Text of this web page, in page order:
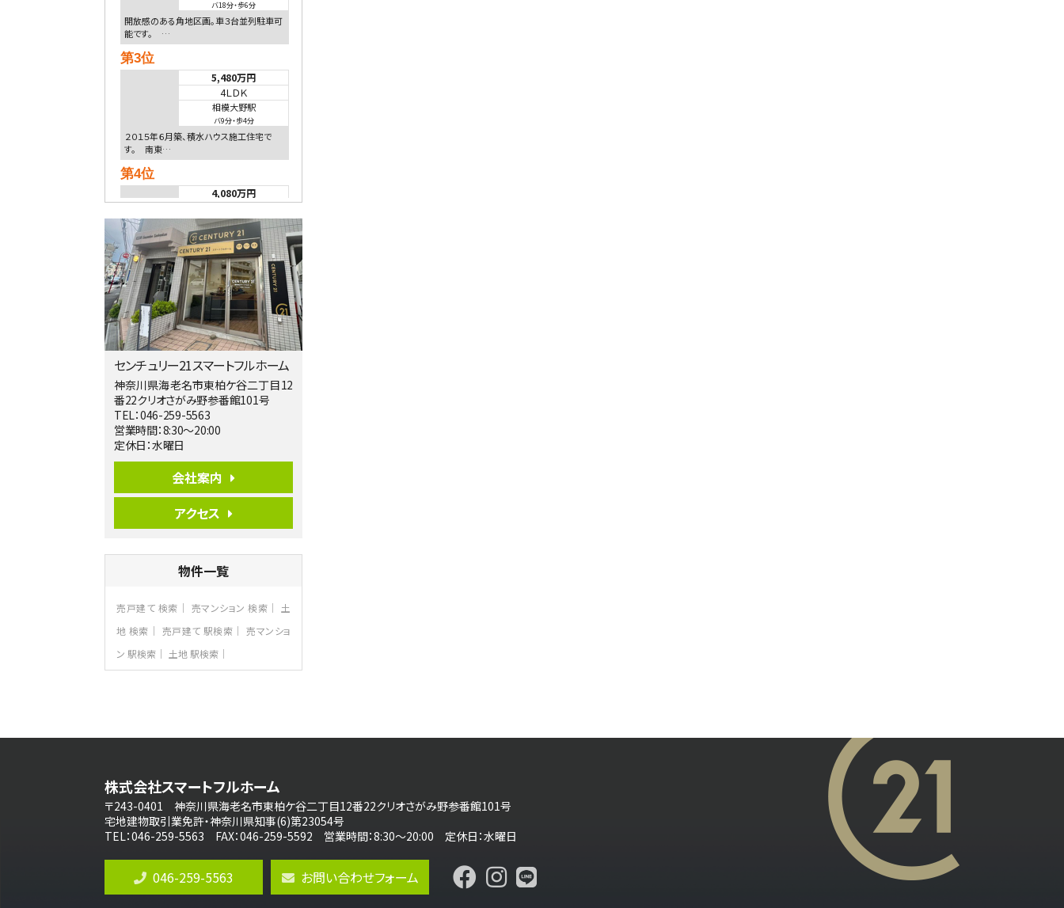
バ18分・歩6分
開放感のある角地区画。車３台並列駐車可
能です。 …
第3位
5,480万円
4ＬＤＫ
相模大野駅
バ9分・歩4分
２０１５年６月築、積水ハウス施工住宅で
す。 南東…
第4位
4,080万円
淵野辺駅
歩17分
南側道路に面しており日当たり良好。 キ
ッチンから…
第5位
3,680万円
4ＬＤＫ
橋本駅
バ19分・歩8分
開放感があり日当たり良好な南西・北西角
地区画。 …
第6位
3,990万円
並列２台駐車可。１階はリビングと水まわり
をまとめ…
4ＳＬＤＫ
海老名駅
並列2台駐…
第8位
3,680万円
4ＬＤＫ
4ＬＤＫ
長後駅
バ11分 ・歩6分
全棟ＬＤＫは16帖の4ＬＤＫ！食器洗い乾燥
機や浴…
4,190万円
センチュリー21スマートフルホーム
神奈川県海老名市東柏ケ谷二丁目12
番22クリオさがみ野参番館101号
TEL：046-259-5563
営業時間：8:30～20:00
定休日：水曜日
会社案内
アクセス
物件一覧
売戸建て 検索 売マンション 検索
土
地 検索
売戸建て 駅検索
売マンショ
ン 駅検索
土地 駅検索
株式会社スマートフルホーム
〒243-0401 神奈川県海老名市東柏ケ谷二丁目12番22クリオさがみ野参番館101号
宅地建物取引業免許・神奈川県知事(6)第23054号
TEL：046-259-5563 FAX：046-259-5592 営業時間：8:30～20:00 定休日：水曜日
046-259-5563 お問い合わせフォーム